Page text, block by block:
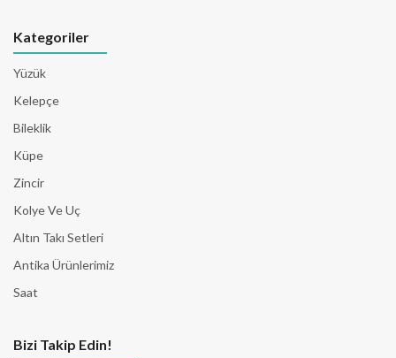
Kategoriler
Yüzük
Kelepçe
Bileklik
Küpe
Zincir
Kolye Ve Uç
Altın Takı Setleri
Antika Ürünlerimiz
Saat
Bizi Takip Edin!